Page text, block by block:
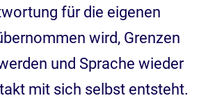
für die eigenen
wird, Grenzen
und Sprache wieder
mit sich selbst entsteht.